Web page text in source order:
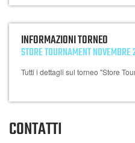
INFORMAZIONI TORNEO
STORE TOURNAMENT
Tutti i dettagli sul torneo "Store
CONTATTI